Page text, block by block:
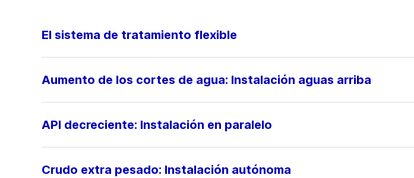
El sistema de tratamiento flexible
Aumento de los cortes de agua: Instalación aguas arriba
API decreciente: Instalación en paralelo
Crudo extra pesado: Instalación autónoma